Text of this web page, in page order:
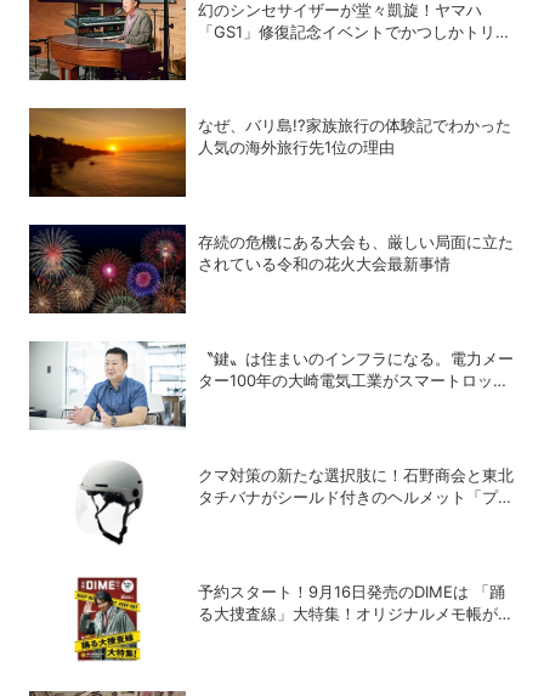
幻のシンセサイザーが堂々凱旋！ヤマハ
「GS1」修復記念イベントでかつしかトリオ
なぜ、バリ島!?家族旅行の体験記でわかった
人気の海外旅行先1位の理由
存続の危機にある大会も、厳しい局面に立た
されている令和の花火大会最新事情
〝鍵〟は住まいのインフラになる。電力メー
ター100年の大崎電気工業がスマートロック
クマ対策の新たな選択肢に！石野商会と東北
タチバナがシールド付きのヘルメット「プロ
予約スタート！9月16日発売のDIMEは 「踊
る大捜査線」大特集！オリジナルメモ帳が特